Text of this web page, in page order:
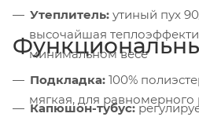
Утеплитель: утиный пух
высочайшая
минимальном весе
Подкладка: 100%
мягкая, для равномерного
Капюшон-тубус: